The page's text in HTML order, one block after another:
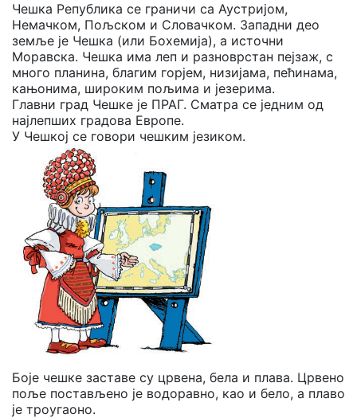
Чешка Република се граничи са Аустријом,
Немачком, Пољском и Словачком. Западни део
земље је Чешка (или Бохемија), а источни
Моравска. Чешка има леп и разноврстан пејзаж, с
много планина, благим горјем, низијама, пећинама,
кањонима, широким пољима и језерима.
Главни град Чешке је ПРАГ. Сматра се једним од
најлепших градова Европе.
У Чешкој се говори чешким језиком.
Боје чешке заставе су црвена, бела и плава. Црвено
поље постављено је водоравно, као и бело, а плаво
је троугаоно.